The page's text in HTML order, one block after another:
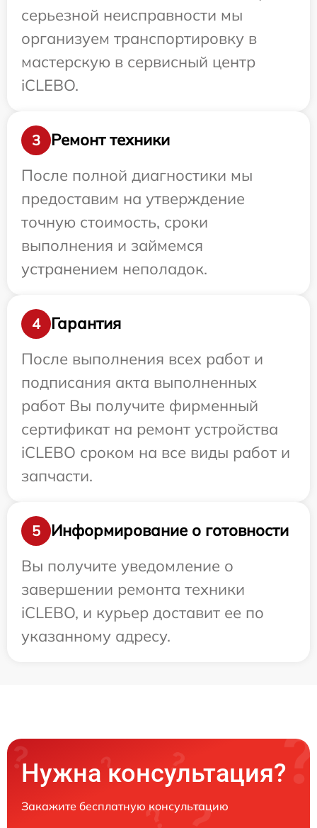
серьезной неисправности мы
организуем транспортировку в
мастерскую в сервисный центр
iCLEBO.
3
Ремонт техники
После полной диагностики мы
предоставим на утверждение
точную стоимость, сроки
выполнения и займемся
устранением неполадок.
4
Гарантия
После выполнения всех работ и
подписания акта выполненных
работ Вы получите фирменный
сертификат на ремонт устройства
iCLEBO сроком на все виды работ и
запчасти.
5
Информирование о готовности
Вы получите уведомление о
завершении ремонта техники
iCLEBO, и курьер доставит ее по
указанному адресу.
Нужна консультация?
Закажите бесплатную консультацию